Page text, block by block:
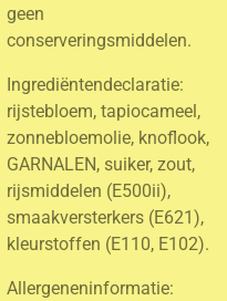
geen
conserveringsmiddelen.
Ingrediëntendeclaratie:
rijstebloem, tapiocameel,
zonnebloemolie, knoflook,
GARNALEN, suiker, zout,
rijsmiddelen (E500ii),
smaakversterkers (E621),
kleurstoffen (E110, E102).
Allergeneninformatie: